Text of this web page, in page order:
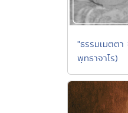
"ธรรมเมตต
พุทธาจาโร)